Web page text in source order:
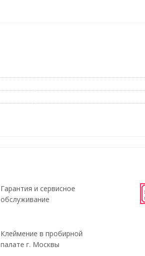
Гарантия и сервисное
обслуживание
Клеймение в пробирной
палате г. Москвы